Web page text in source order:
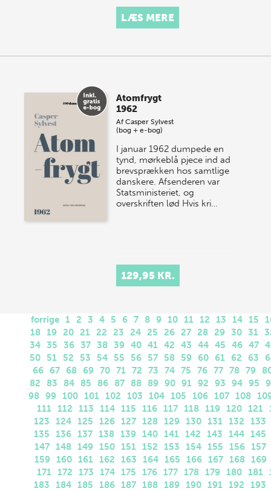
LÆS MERE
Atomfrygt
1962
AfCasper Sylvest
(bog + e-bog)
I januar 1962 dumpede en
tynd, mørkeblå pjece ind ad
brevsprækken hos samtlige
danskere. Afsenderen var
Statsministeriet, og
overskriften lød Hvis kri…
129,95 KR.
forrige 1 2 3 4 5 6 7 8 9 10 11 12 13 14 15
18 19 20 21 22 23 24 25 26 27 28 29 30 31
34 35 36 37 38 39 40 41 42 43 44 45 46 47
50
51 52 53 54 55 56 57 58 59 60 61 62 63
66
67 68 69 70 71 72 73 74 75 76 77 78 79
82
83 84 85 86 87 88 89 90 91 92 93 94 95
98 99 100 101 102 103 104 105 106 107 108
111 112 113 114 115 116 117 118 119 120 121
123
124 125 126 127 128 129 130 131 132
133
135
136 137 138 139 140 141 142 143 144 145
147 148 149 150 151 152 153 154 155 156 157
159 160 161 162 163 164 165 166 167 168 169
171 172 173 174 175 176 177 178 179 180 181
183
184 185 186 187 188 189 190 191 192
193